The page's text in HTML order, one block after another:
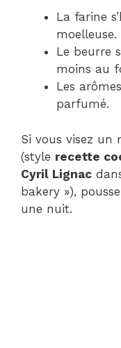
La farine
moelleuse.
Le beurre
moins au
Les
parfumé.
Si vous visez un
(style recette
Cyril Lignac
bakery »),
une nuit.